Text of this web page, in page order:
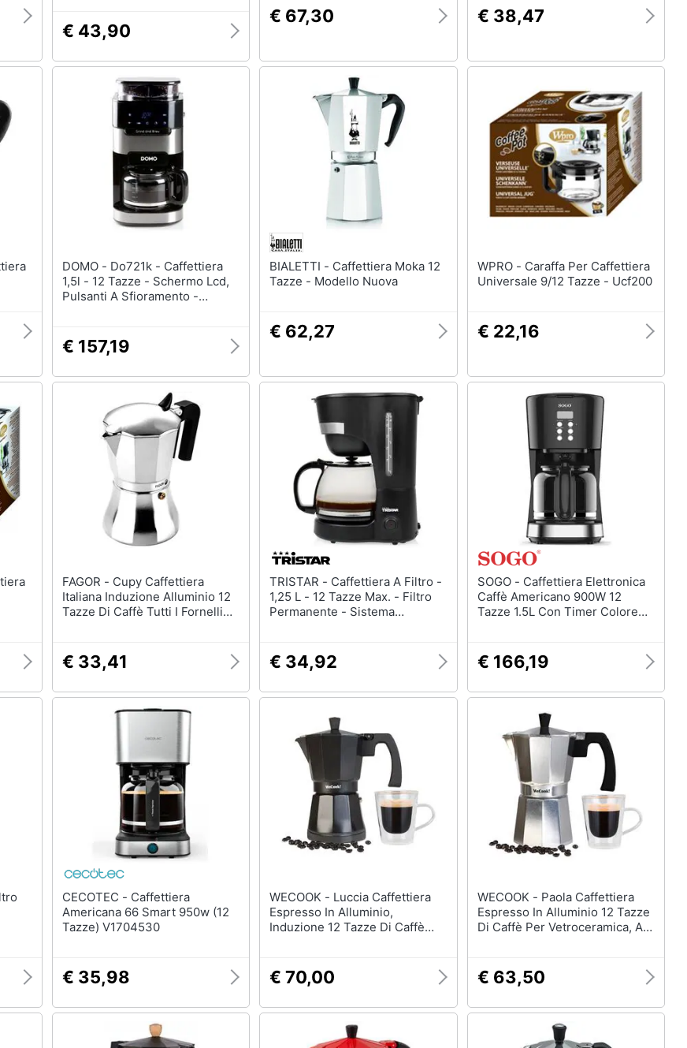
€ 43,90
€ 67,30 € 38,47
DOMO - Do721k - Caffettiera
1,5l - 12 Tazze - Schermo Lcd,
Pulsanti A Sfioramento -
€ 157,19
BIALETTI - Caffettiera Moka 12
Tazze - Modello Nuova
€ 62,27
WPRO - Caraffa Per Caffettiera
Universale 9/12 Tazze - Ucf200
€ 22,16
FAGOR - Cupy Caffettiera
Italiana Induzione Alluminio 12
Tazze Di Caffè Tutti I Fornelli
€ 33,41
TRISTAR - Caffettiera A Filtro -
1,25 L - 12 Tazze Max. - Filtro
Permanente - Sistema
€ 34,92
SOGO - Caffettiera Elettronica
Caffè Americano 900W 12
Tazze 1.5L Con Timer Colore
€ 166,19
CECOTEC - Caffettiera
Americana 66 Smart 950w (12
Tazze) V1704530
€ 35,98
WECOOK - Luccia Caffettiera
Espresso In Alluminio,
Induzione 12 Tazze Di Caffè
€ 70,00
WECOOK - Paola Caffettiera
Espresso In Alluminio 12 Tazze
Di Caffè Per Vetroceramica, A
€ 63,50